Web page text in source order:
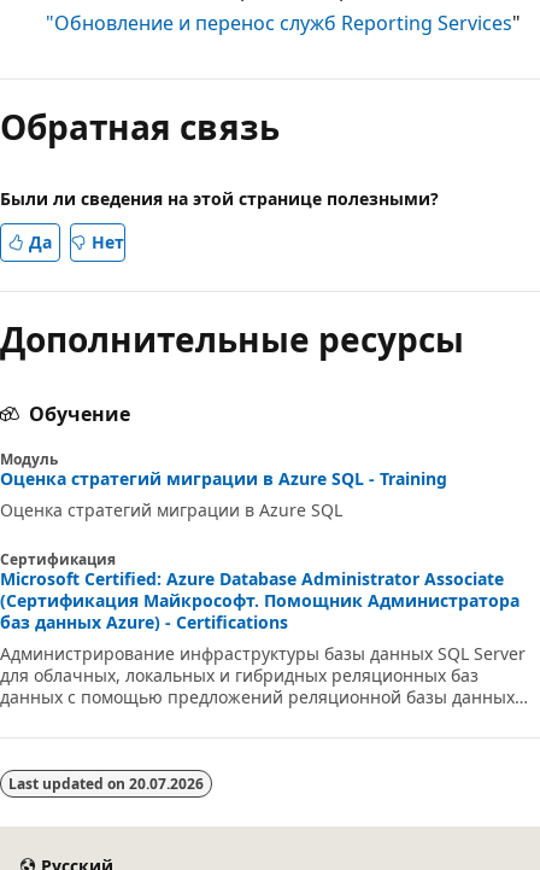
"Обновление и перенос служб Reporting Services"
Обратная связь
Были ли сведения на этой странице полезными?
Да
Нет
Дополнительные ресурсы
Обучение
Модуль
Оценка стратегий миграции в Azure SQL - Training
Оценка стратегий миграции в Azure SQL
Сертификация
Microsoft Certified: Azure Database Administrator Associate
(Сертификация Майкрософт. Помощник Администратора
баз данных Azure) - Certifications
Администрирование инфраструктуры базы данных SQL Server
для облачных, локальных и гибридных реляционных баз
данных с помощью предложений реляционной базы данных
Last updated on 20.07.2026